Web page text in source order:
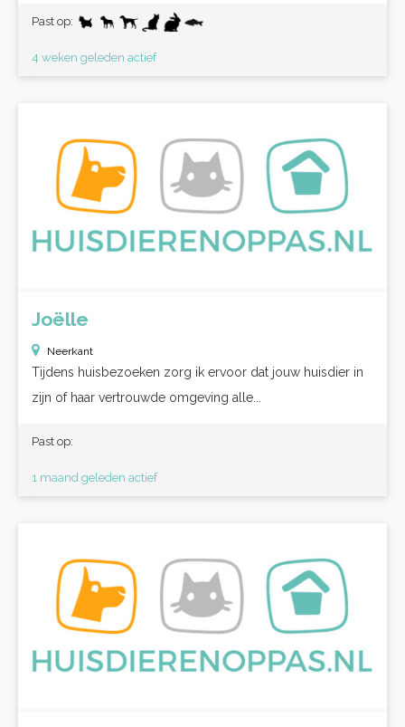
Past op:
4 weken geleden actief
Joëlle
Neerkant
Tijdens huisbezoeken zorg ik ervoor dat jouw huisdier in
zijn of haar vertrouwde omgeving alle...
Past op:
1 maand geleden actief